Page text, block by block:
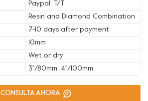
Paypal, T/T
Resin and Diamond Combination
7-10 days after payment
10mm
Wet or dry
3''/80mm, 4''/100mm
CONSULTA AHORA